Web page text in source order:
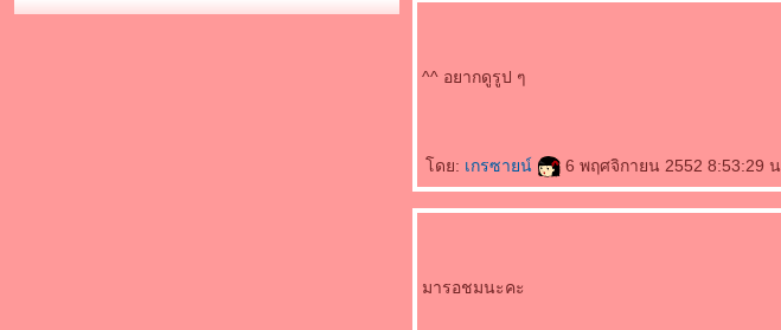
^^ อยากดูรูป ๆ
ดย: เกรซายน์ 6 พฤศจิกายน 2552 8:53:29 น.
มารอชมนะคะ